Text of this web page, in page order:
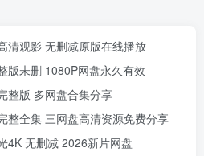
清观影 无删减原版在线播放
版未删 1080P网盘永久有效
整版 多网盘合集分享
整全集 三网盘高清资源免费分享
4K 无删减 2026新片网盘